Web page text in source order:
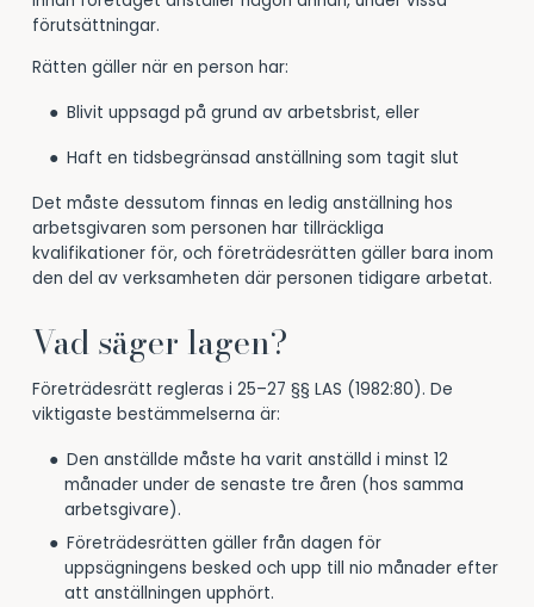
förutsättningar.
Rätten gäller när en person har:
Blivit uppsagd på grund av arbetsbrist, eller
Haft en tidsbegränsad anställning som tagit slut
Det måste dessutom finnas en ledig anställning hos
arbetsgivaren som personen har tillräckliga
kvalifikationer för, och företrädesrätten gäller bara inom
den del av verksamheten där personen tidigare arbetat.
Vad säger lagen?
Företrädesrätt regleras i 25–27 §§ LAS (1982:80). De
viktigaste bestämmelserna är:
Den anställde måste ha varit anställd i minst 12
månader under de senaste tre åren (hos samma
arbetsgivare).
Företrädesrätten gäller från dagen för
uppsägningens besked och upp till nio månader efter
att anställningen upphört.